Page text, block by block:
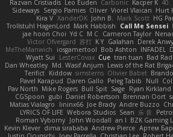
Razvan Cristiadis Leo Euden Carbonic Kacper K 40.
Sideways Sergio Pamies Oliver Viorel Vlaican Hurt
Kira V XanderDK John B. Mark Scott HG
Trollstuhl HagenLord Mark Habbish Call Me Sensei
jae hoon Choi Yd C M C Cameron Taylor
Victor Ofvergard 苏打 K Y Galahan Derek
MeTheManwich
iosgamertool Bob Ashton INFADEL
Wyatt Sui
LesterCovax Cue tran tuan Bad
Dan Wheatley Md. Wasif Anjum Lewis of the Rat
Terifict Kiddow simsterns Olivier Babet
Pavel Karapud Daren Gallo Peleg Tabib Null
Pav North Mike Rogers Bull Spit Sage Ryan Kirkland
CGSpoon gubi Daniel Robertson Brennan Oort
Matias Vialagro
lininx66 Joe Brady Andre Buzzo
LYRICS OF LIFE Webora Studios Sean 乐 音
Roman Vyborny John Woodall an l BZK Gaming
Kevin Klever dima sirababa Andrew Pierce Артем